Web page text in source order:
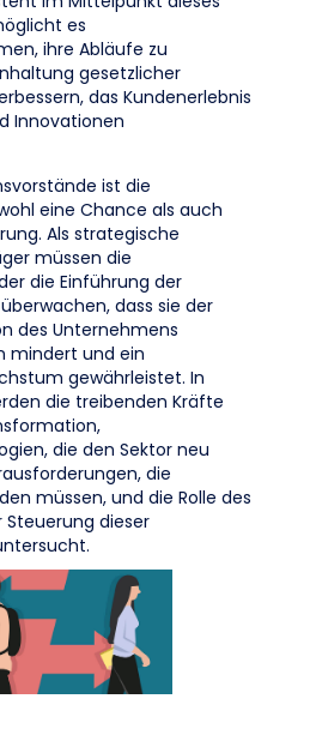
es
ihre Abläufe zu
gesetzlicher
das Kundenerlebnis
Innovationen
ist die
eine Chance als auch
Als strategische
müssen die
die Einführung der
dass sie der
des Unternehmens
mindert und ein
gewährleistet. In
die treibenden Kräfte
die den Sektor neu
die
müssen, und die Rolle des
Steuerung dieser